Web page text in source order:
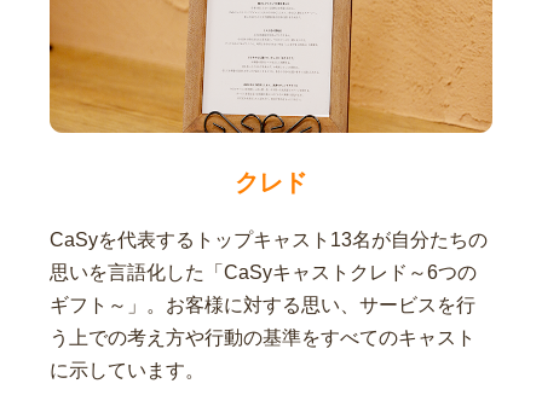
クレド
CaSyを代表するトップキャスト13名が自分たちの
思いを言語化した「CaSyキャストクレド～6つの
ギフト～」。お客様に対する思い、サービスを行
う上での考え方や行動の基準をすべてのキャスト
に示しています。